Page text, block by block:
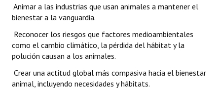
 Animar a las industrias que usan animales a mantener el
bienestar a la vanguardia.
 Reconocer los riesgos que factores medioambientales
como el cambio climático, la pérdida del hábitat y la
polución causan a los animales.
 Crear una actitud global más compasiva hacia el bienestar
animal, incluyendo necesidades y hábitats.